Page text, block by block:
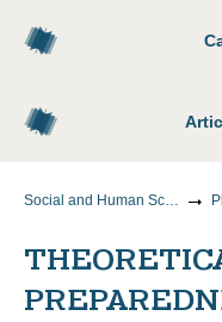
Social and Human Sciences